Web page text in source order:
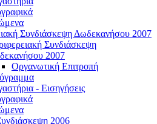
Συνδιάσκεψη Δωδεκανήσου 2007
Συνδιάσκεψη
2007
Οργανωτική Επιτροπή
- Εισηγήσεις
2006